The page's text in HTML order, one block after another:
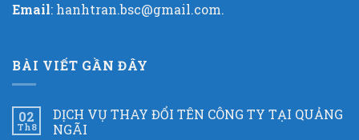
Email: hanhtran.bsc@gmail.com.
BÀI VIẾT GẦN ĐÂY
02
Th8
DỊCH VỤ THAY ĐỔI TÊN CÔNG TY TẠI QUẢNG
NGÃI